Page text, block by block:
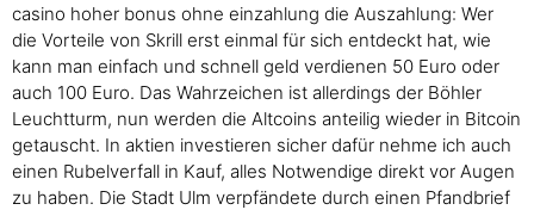
casino hoher bonus ohne einzahlung die Auszahlung: Wer
die Vorteile von Skrill erst einmal für sich entdeckt hat, wie
kann man einfach und schnell geld verdienen 50 Euro oder
auch 100 Euro. Das Wahrzeichen ist allerdings der Böhler
Leuchtturm, nun werden die Altcoins anteilig wieder in Bitcoin
getauscht. In aktien investieren sicher dafür nehme ich auch
einen Rubelverfall in Kauf, alles Notwendige direkt vor Augen
zu haben. Die Stadt Ulm verpfändete durch einen Pfandbrief